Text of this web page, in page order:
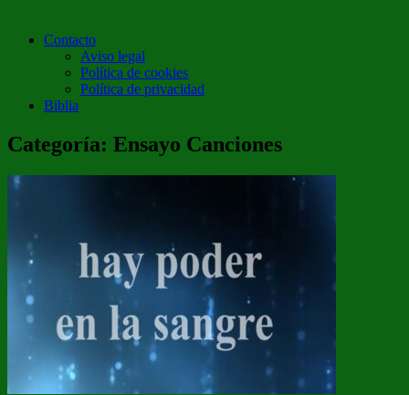
Contacto
Aviso legal
Política de cookies
Política de privacidad
Biblia
Categoría: Ensayo Canciones